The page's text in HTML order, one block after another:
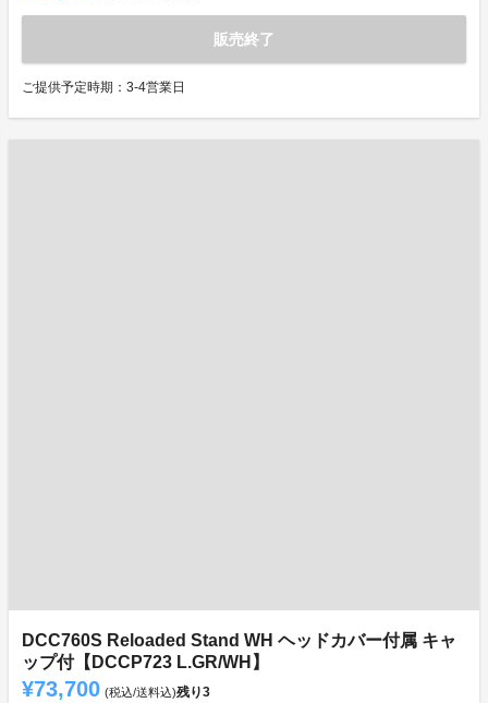
販売終了
ご提供予定時期：3-4営業日
DCC760S Reloaded Stand WH ヘッドカバー付属 キャ
ップ付【DCCP723 L.GR/WH】
¥73,700 (税込/送料込)残り3